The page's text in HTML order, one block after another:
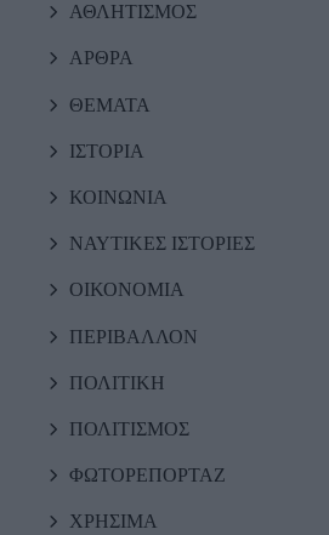
ΑΘΛΗΤΙΣΜΟΣ
ΑΡΘΡΑ
ΘΕΜΑΤΑ
ΙΣΤΟΡΙΑ
ΚΟΙΝΩΝΙΑ
ΝΑΥΤΙΚΕΣ ΙΣΤΟΡΙΕΣ
ΟΙΚΟΝΟΜΙΑ
ΠΕΡΙΒΑΛΛΟΝ
ΠΟΛΙΤΙΚΗ
ΠΟΛΙΤΙΣΜΟΣ
ΦΩΤΟΡΕΠΟΡΤΑΖ
ΧΡΗΣΙΜΑ